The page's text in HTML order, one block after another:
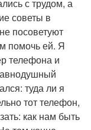
с трудом, а
советы в
посоветуют
помочь ей. Я
телефона и
туда ли я
тот телефон,
как нам быть